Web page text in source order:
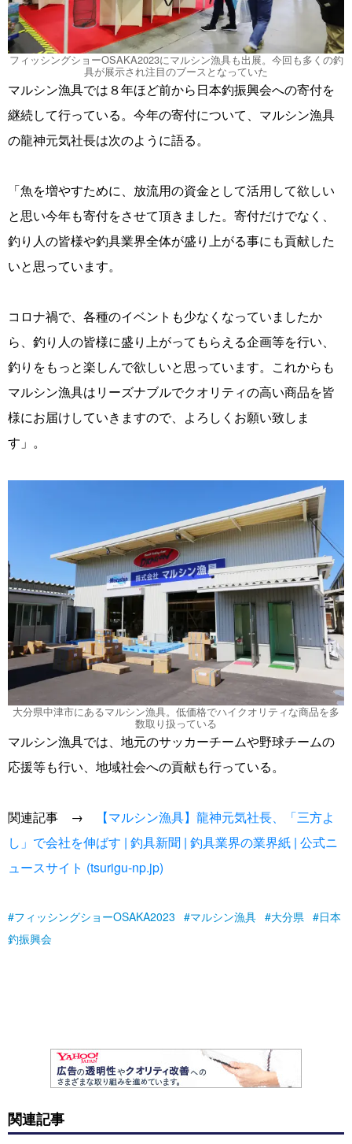
フィッシングショーOSAKA2023にマルシン漁具も出展。今回も多くの釣
具が展示され注目のブースとなっていた
マルシン漁具では８年ほど前から日本釣振興会への寄付を
継続して行っている。今年の寄付について、マルシン漁具
の龍神元気社長は次のように語る。
「魚を増やすために、放流用の資金として活用して欲しい
と思い今年も寄付をさせて頂きました。寄付だけでなく、
釣り人の皆様や釣具業界全体が盛り上がる事にも貢献した
いと思っています。
コロナ禍で、各種のイベントも少なくなっていましたか
ら、釣り人の皆様に盛り上がってもらえる企画等を行い、
釣りをもっと楽しんで欲しいと思っています。これからも
マルシン漁具はリーズナブルでクオリティの高い商品を皆
様にお届けしていきますので、よろしくお願い致しま
す」。
大分県中津市にあるマルシン漁具。低価格でハイクオリティな商品を多
数取り扱っている
マルシン漁具では、地元のサッカーチームや野球チームの
応援等も行い、地域社会への貢献も行っている。
関連記事 →
【マルシン漁具】龍神元気社長、「三方よ
し」で会社を伸ばす | 釣具新聞 | 釣具業界の業界紙 | 公式ニ
ュースサイト (tsurigu-np.jp)
フィッシングショーOSAKA2023 マルシン漁具 大分県
日本
釣振興会
関連記事